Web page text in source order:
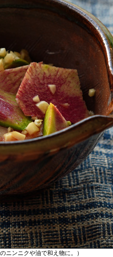
ニンニクや油で和え物に。）